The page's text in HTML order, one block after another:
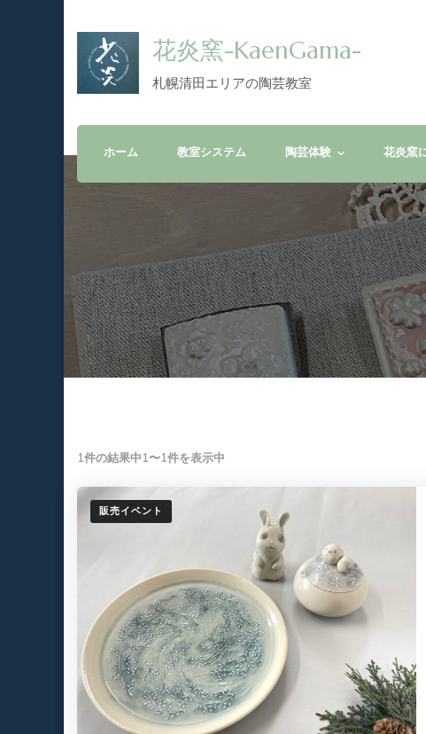
花炎窯-KaenGama-
札幌清田エリアの陶芸教室
ホーム 教室システム 陶芸体験 花炎窯
1件の結果中1〜1件を表示中
販売イベント